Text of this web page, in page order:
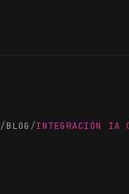
/BLOG /INTEGRACIÓN IA